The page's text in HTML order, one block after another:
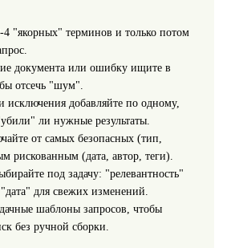
4 "якорных" терминов и только потом
документа или ошибку ищите в
отсечь "шум".
исключения добавляйте по одному,
ли нужные результаты.
от самых безопасных (тип,
рискованным (дата, автор, теги).
под задачу: "релевантность"
для свежих изменений.
шаблоны запросов, чтобы
без ручной сборки.